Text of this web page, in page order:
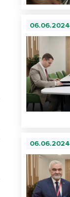
06.06.2024
06.06.2024